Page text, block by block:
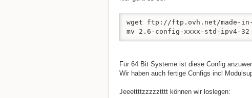
wget ftp://ftp.ovh.net/made-in-
mv 2.6-config-xxxx-std-ipv4-
Für 64 Bit Systeme ist diese Config
Wir haben auch fertige Configs incl
Jeeettttzzzzztttt können wir loslegen: